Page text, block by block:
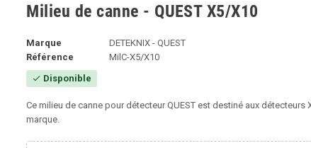
Milieu de canne - QUEST X5/X10
Marque
DETEKNIX - QUEST
Référence
MilC-X5/X10
check Disponible
Ce milieu de canne pour détecteur QUEST est destiné aux détecteurs
marque.